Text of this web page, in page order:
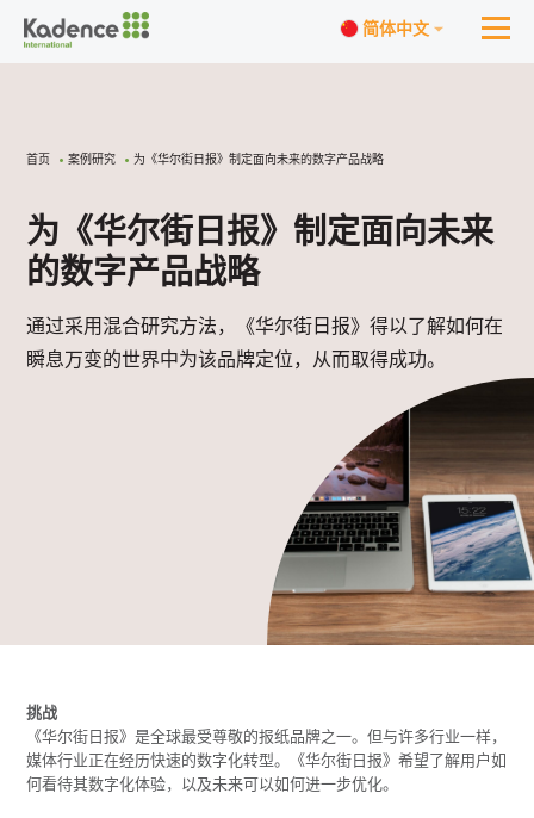
简体中文
首页 案例研究 为《华尔街日报》制定面向未来的数字产品战略
为《华尔街日报》制定面向未来
的数字产品战略
通过采用混合研究方法，《华尔街日报》得以了解如何在
瞬息万变的世界中为该品牌定位，从而取得成功。
挑战
《华尔街日报》是全球最受尊敬的报纸品牌之一。但与许多行业一样，
媒体行业正在经历快速的数字化转型。《华尔街日报》希望了解用户如
何看待其数字化体验，以及未来可以如何进一步优化。